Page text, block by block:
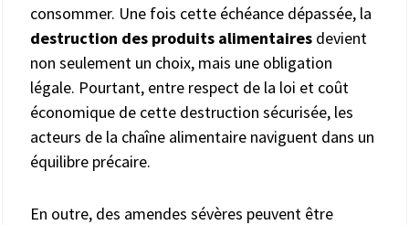
consommer. Une fois cette échéance dépassée, la
destruction des produits alimentaires devient
non seulement un choix, mais une obligation
légale. Pourtant, entre respect de la loi et coût
économique de cette destruction sécurisée, les
acteurs de la chaîne alimentaire naviguent dans un
équilibre précaire.
En outre, des amendes sévères peuvent être